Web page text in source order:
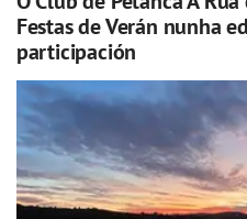
Festas de Verán nunha
participación